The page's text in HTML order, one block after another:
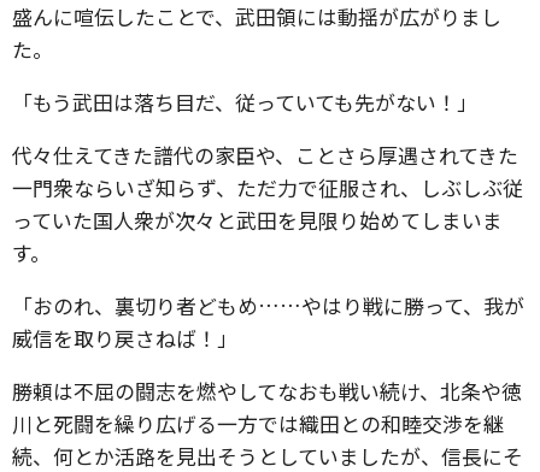
盛んに喧伝したことで、武田領には動揺が広がりまし
た。
「もう武田は落ち目だ、従っていても先がない！」
代々仕えてきた譜代の家臣や、ことさら厚遇されてきた
一門衆ならいざ知らず、ただ力で征服され、しぶしぶ従
っていた国人衆が次々と武田を見限り始めてしまいま
す。
「おのれ、裏切り者どもめ……やはり戦に勝って、我が
威信を取り戻さねば！」
勝頼は不屈の闘志を燃やしてなおも戦い続け、北条や徳
川と死闘を繰り広げる一方では織田との和睦交渉を継
続、何とか活路を見出そうとしていましたが、信長にそ